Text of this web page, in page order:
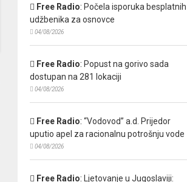
Free Radio: Počela isporuka besplatnih
udžbenika za osnovce
04/08/2026
Free Radio: Popust na gorivo sada
dostupan na 281 lokaciji
04/08/2026
Free Radio: “Vodovod” a.d. Prijedor
uputio apel za racionalnu potrošnju vode
04/08/2026
Free Radio:
Ljetovanje u Jugoslaviji: